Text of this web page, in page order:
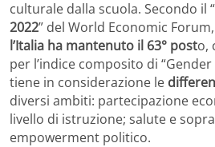
culturale dalla scuola. Secondo il “
2022” del World Economic
l’Italia ha mantenuto il 63° posto,
per l’indice composito di
tiene in considerazione le
diversi ambiti: partecipazione
livello di istruzione; salute e
empowerment politico.